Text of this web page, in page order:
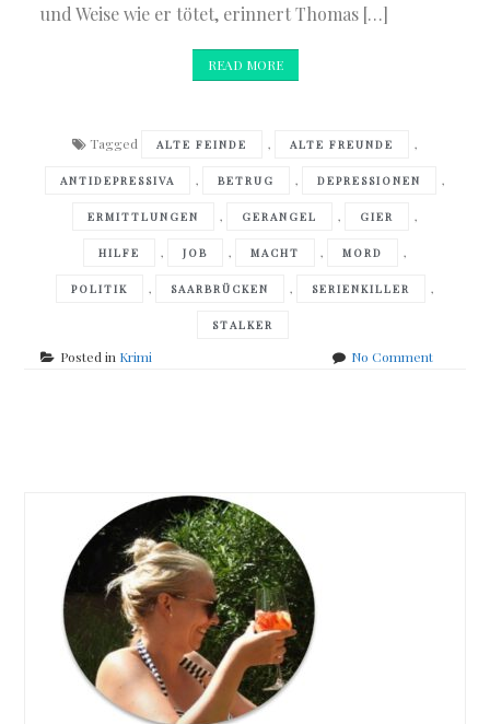
und Weise wie er tötet, erinnert Thomas […]
READ MORE
Tagged ALTE FEINDE , ALTE FREUNDE ,
ANTIDEPRESSIVA , BETRUG , DEPRESSIONEN ,
ERMITTLUNGEN , GERANGEL , GIER ,
HILFE , JOB , MACHT , MORD ,
POLITIK , SAARBRÜCKEN , SERIENKILLER ,
STALKER
Posted in Krimi No Commenton
navigation